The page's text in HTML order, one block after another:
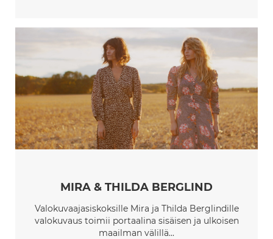
MIRA & THILDA BERGLIND
Valokuvaajasiskoksille Mira ja Thilda Berglindille
valokuvaus toimii portaalina sisäisen ja ulkoisen
maailman välillä...